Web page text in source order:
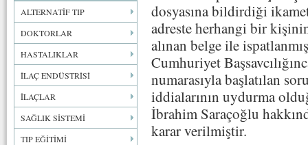
ALTERNATİF TIP
DOKTORLAR
HASTALIKLAR
İLAÇ ENDÜSTRİSİ
İLAÇLAR
SAĞLIK SİSTEMİ
TIP EĞİTİMİ
dosyasına bildirdiği
adreste herhangi bir
alınan belge ile
Cumhuriyet
numarasıyla başlatılan
iddialarının uydurma
İbrahim Saraçoğlu
karar verilmiştir.